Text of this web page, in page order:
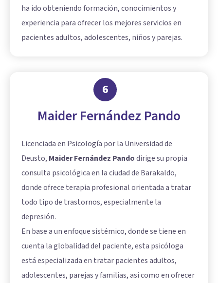
ha ido obteniendo formación, conocimientos y
experiencia para ofrecer los mejores servicios en
pacientes adultos, adolescentes, niños y parejas.
6
Maider Fernández Pando
Licenciada en Psicología por la Universidad de
Deusto, Maider Fernández Pandodirige su propia
consulta psicológica en la ciudad de Barakaldo,
donde ofrece terapia profesional orientada a tratar
todo tipo de trastornos, especialmente la
depresión.
En base a un enfoque sistémico, donde se tiene en
cuenta la globalidad del paciente, esta psicóloga
está especializada en tratar pacientes adultos,
adolescentes, parejas y familias, así como en ofrecer